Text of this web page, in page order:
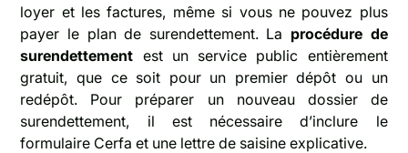
loyer et les factures, même si vous ne pouvez plus
payer le plan de surendettement. La procédure de
surendettement est un service public entièrement
gratuit, que ce soit pour un premier dépôt ou un
redépôt. Pour préparer un nouveau dossier de
surendettement, il est nécessaire d’inclure le
formulaire Cerfa et une lettre de saisine explicative.